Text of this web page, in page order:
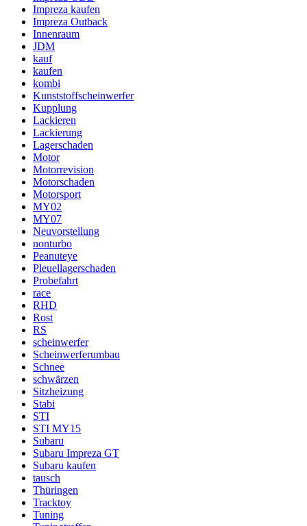
Impreza kaufen
Impreza Outback
Innenraum
JDM
kauf
kaufen
kombi
Kunststoffscheinwerfer
Kupplung
Lackieren
Lackierung
Lagerschaden
Motor
Motorrevision
Motorschaden
Motorsport
MY02
MY07
Neuvorstellung
nonturbo
Peanuteye
Pleuellagerschaden
Probefahrt
race
RHD
Rost
RS
scheinwerfer
Scheinwerferumbau
Schnee
schwärzen
Sitzheizung
Stabi
STI
STI MY15
Subaru
Subaru Impreza GT
Subaru kaufen
tausch
Thüringen
Tracktoy
Tuning